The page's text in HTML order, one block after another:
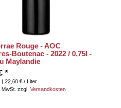
Rouge - AOC
Boutenac - 2022 / 0,75l -
Maylandie
*
| 22,60 € / Liter
zzgl.Versandkosten